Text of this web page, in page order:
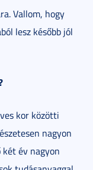
Vallom, hogy
lesz később jól
kor közötti
nagyon
két év nagyon